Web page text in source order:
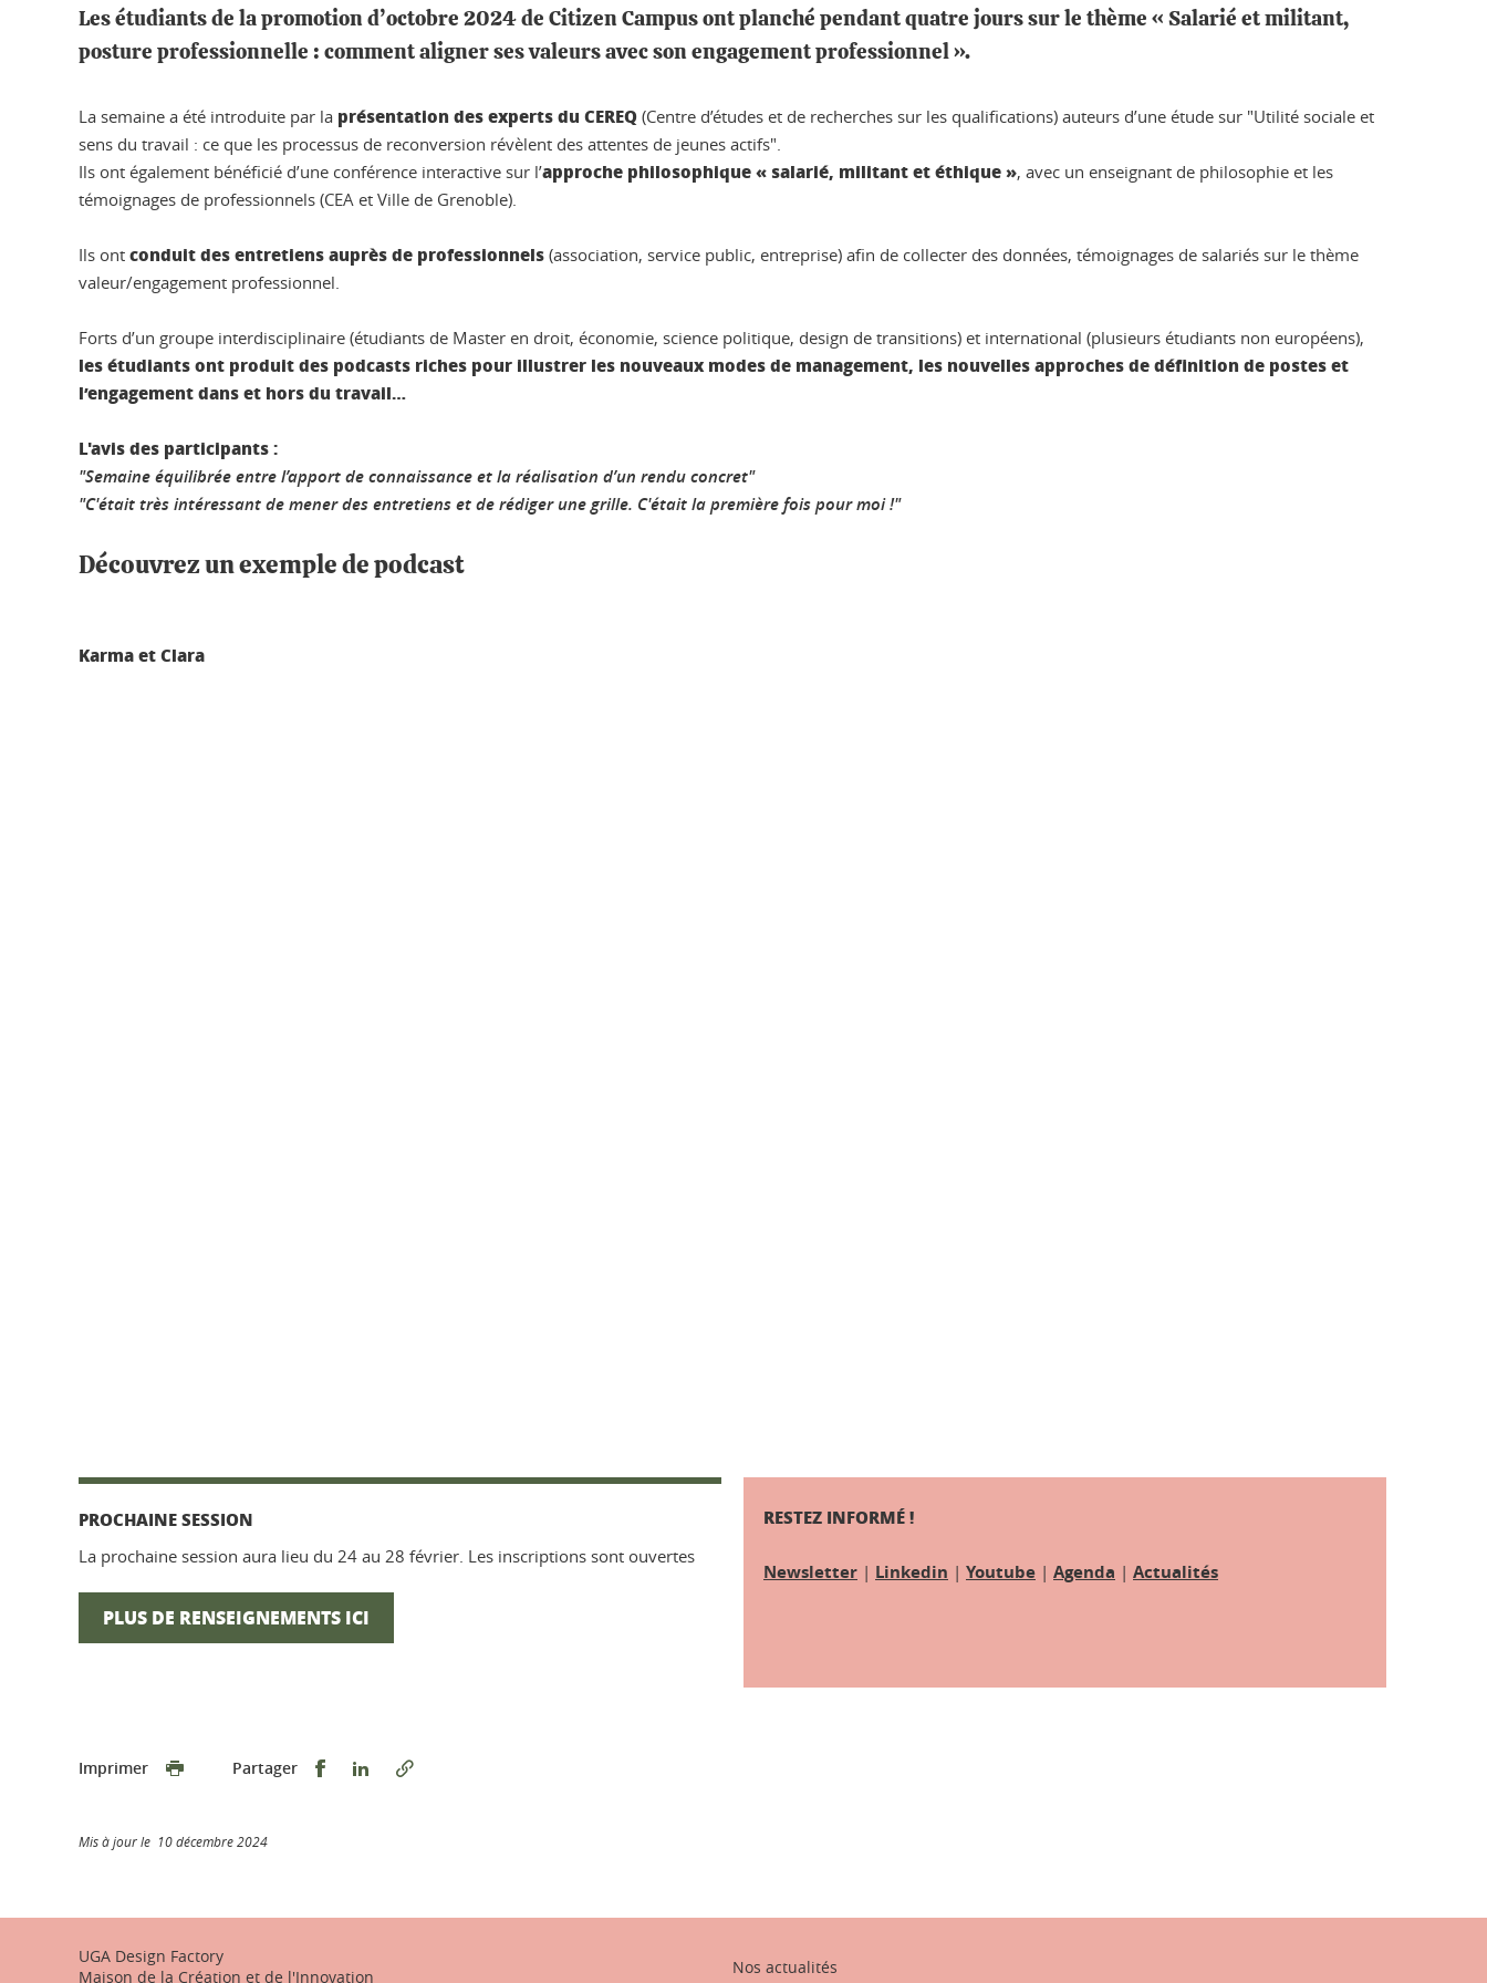
Les étudiants de la promotion d’octobre 2024 de Citizen Campus ont planché pendant quatre jours sur le thème « Salarié et militant,
posture professionnelle : comment aligner ses valeurs avec son engagement professionnel ».
La semaine a été introduite par la présentation des experts du CEREQ (Centre d’études et de recherches sur les qualifications) auteurs d’une étude sur "Utilité sociale et
sens du travail : ce que les processus de reconversion révèlent des attentes de jeunes actifs".
Ils ont également bénéficié d’une conférence interactive sur l’approche philosophique « salarié, militant et éthique », avec un enseignant de philosophie et les
témoignages de professionnels (CEA et Ville de Grenoble).
Ils ont conduit des entretiens auprès de professionnels (association, service public, entreprise) afin de collecter des données, témoignages de salariés sur le thème
valeur/engagement professionnel.
Forts d’un groupe interdisciplinaire (étudiants de Master en droit, économie, science politique, design de transitions) et international (plusieurs étudiants non européens),
les étudiants ont produit des podcasts riches pour illustrer les nouveaux modes de management, les nouvelles approches de définition de postes et
l’engagement dans et hors du travail…
L'avis des participants :
"Semaine équilibrée entre l’apport de connaissance et la réalisation d’un rendu concret"
"C'était très intéressant de mener des entretiens et de rédiger une grille. C'était la première fois pour moi !"
Découvrez un exemple de podcast
Karma et Clara
PROCHAINE SESSION
La prochaine session aura lieu du 24 au 28 février. Les inscriptions sont ouvertes
PLUS DE RENSEIGNEMENTS ICI
RESTEZ INFORMÉ !
Newsletter | Linkedin | Youtube | Agenda | Actualités
Imprimer Partager Partager sur Facebook
Partager sur LinkedIn
Mis à jour le 10 décembre 2024
UGA Design Factory
Maison de la Création et de l'Innovation
Nos actualités